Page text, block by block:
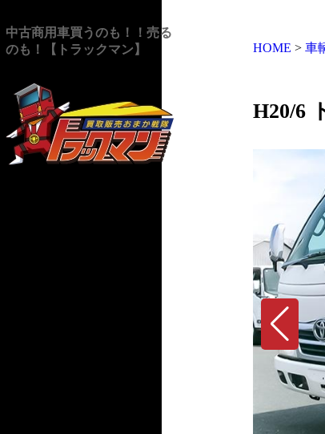
中古商用車買うのも！！売る
のも！【トラックマン】
HOME > 車
H20/6